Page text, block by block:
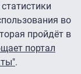
во
пройдёт в
портал
.